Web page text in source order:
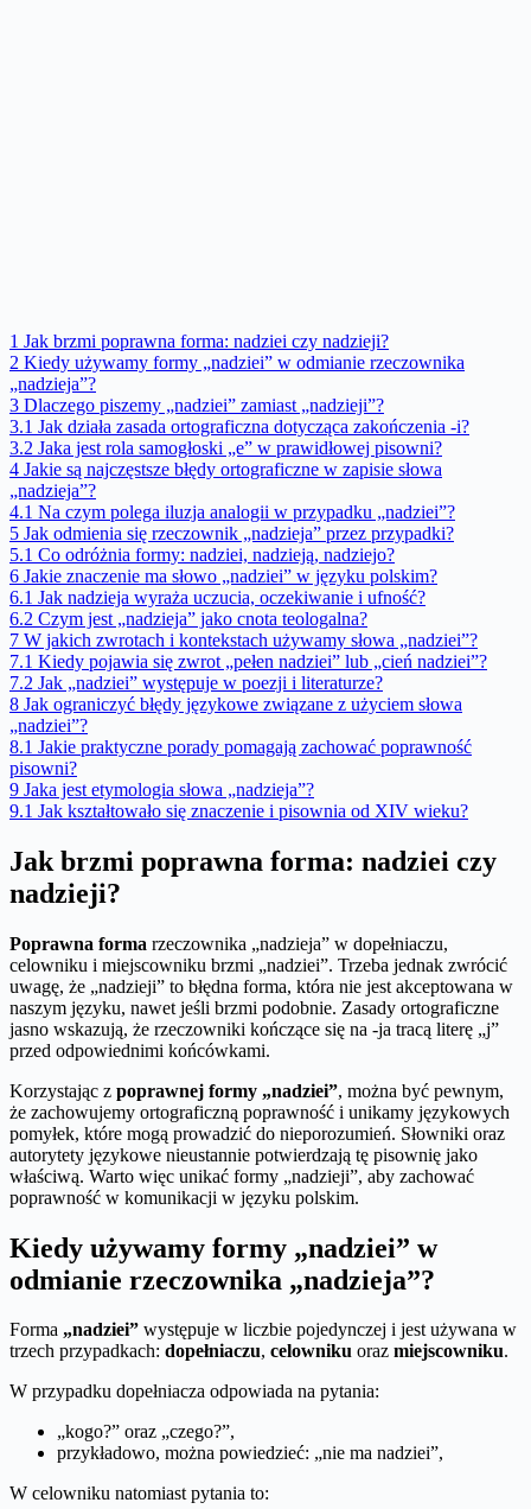
1 Jak brzmi poprawna forma: nadziei czy nadzieji?
2 Kiedy używamy formy „nadziei” w odmianie rzeczownika
„nadzieja”?
3 Dlaczego piszemy „nadziei” zamiast „nadzieji”?
3.1 Jak działa zasada ortograficzna dotycząca zakończenia -i?
3.2 Jaka jest rola samogłoski „e” w prawidłowej pisowni?
4 Jakie są najczęstsze błędy ortograficzne w zapisie słowa
„nadzieja”?
4.1 Na czym polega iluzja analogii w przypadku „nadziei”?
5 Jak odmienia się rzeczownik „nadzieja” przez przypadki?
5.1 Co odróżnia formy: nadziei, nadzieją, nadziejo?
6 Jakie znaczenie ma słowo „nadziei” w języku polskim?
6.1 Jak nadzieja wyraża uczucia, oczekiwanie i ufność?
6.2 Czym jest „nadzieja” jako cnota teologalna?
7 W jakich zwrotach i kontekstach używamy słowa „nadziei”?
7.1 Kiedy pojawia się zwrot „pełen nadziei” lub „cień nadziei”?
7.2 Jak „nadziei” występuje w poezji i literaturze?
8 Jak ograniczyć błędy językowe związane z użyciem słowa
„nadziei”?
8.1 Jakie praktyczne porady pomagają zachować poprawność
pisowni?
9 Jaka jest etymologia słowa „nadzieja”?
9.1 Jak kształtowało się znaczenie i pisownia od XIV wieku?
Jak brzmi poprawna forma: nadziei czy
nadzieji?
Poprawna forma rzeczownika „nadzieja” w dopełniaczu,
celowniku i miejscowniku brzmi „nadziei”. Trzeba jednak zwrócić
uwagę, że „nadzieji” to błędna forma, która nie jest akceptowana w
naszym języku, nawet jeśli brzmi podobnie. Zasady ortograficzne
jasno wskazują, że rzeczowniki kończące się na -ja tracą literę „j”
przed odpowiednimi końcówkami.
Korzystając z poprawnej formy „nadziei”, można być pewnym,
że zachowujemy ortograficzną poprawność i unikamy językowych
pomyłek, które mogą prowadzić do nieporozumień. Słowniki oraz
autorytety językowe nieustannie potwierdzają tę pisownię jako
właściwą. Warto więc unikać formy „nadzieji”, aby zachować
poprawność w komunikacji w języku polskim.
Kiedy używamy formy „nadziei” w
odmianie rzeczownika „nadzieja”?
Forma „nadziei” występuje w liczbie pojedynczej i jest używana w
trzech przypadkach: dopełniaczu, celowniku oraz miejscowniku.
W przypadku dopełniacza odpowiada na pytania:
„kogo?” oraz „czego?”,
przykładowo, można powiedzieć: „nie ma nadziei”,
W celowniku natomiast pytania to: